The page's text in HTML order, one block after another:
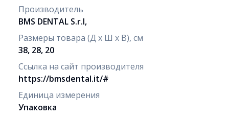
Производитель
BMS DENTAL S.r.l,
Размеры товара (Д х Ш х В), см
38, 28, 20
Ссылка на сайт производителя
https://bmsdental.it/#
Единица измерения
Упаковка